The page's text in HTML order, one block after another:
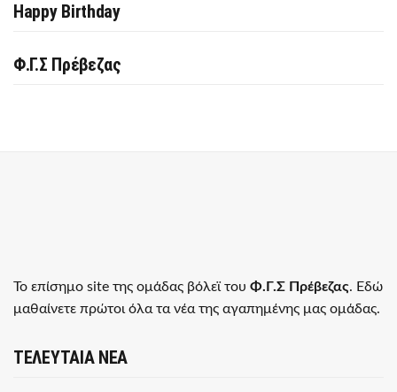
Happy Birthday
Φ.Γ.Σ Πρέβεζας
Το επίσημο site της ομάδας βόλεϊ του Φ.Γ.Σ Πρέβεζας. Εδώ
μαθαίνετε πρώτοι όλα τα νέα της αγαπημένης μας ομάδας.
ΤΕΛΕΥΤΑΙΑ ΝΕΑ